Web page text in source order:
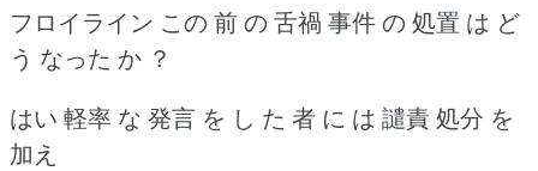
フロイライン この 前 の 舌禍 事件 の 処置 は ど
う なった か ？
はい 軽率 な 発言 を し た 者 に は 譴責 処分 を
加え